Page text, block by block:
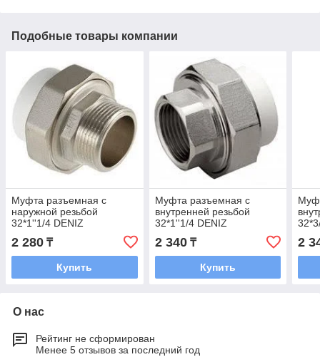
Подобные товары компании
Муфта разъемная с
наружной резьбой
32*1''1/4 DENIZ
2 280 ₸
Купить
Муфта разъемная с
внутренней резьбой
32*1''1/4 DENIZ
2 340₸
Купить
2
О нас
Рейтинг не сформирован
Менее 5 отзывов за последний год